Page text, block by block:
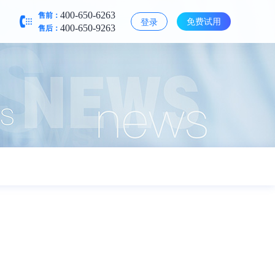
售前： 400-650-6263
售后： 400-650-9263
免费试用
登录